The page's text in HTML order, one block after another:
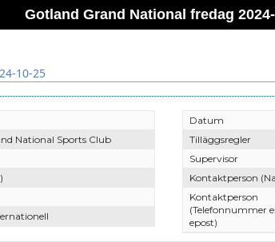
Gotland Grand National fredag
10-25
National Sports Club
Datum
Tilläggsregler
Supervisor
Kontaktperson
Kontaktperson
(Telefonnummer
epost)